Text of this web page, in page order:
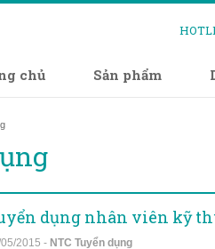
chủ Sản phẩm
dụng nhân viên kỹ
2015 - NTC Tuyển dụng